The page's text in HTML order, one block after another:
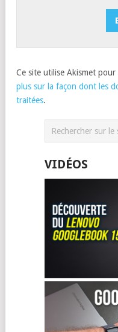
Ce site utilise Akismet
plus sur la façon dont les
traitées.
VIDÉOS